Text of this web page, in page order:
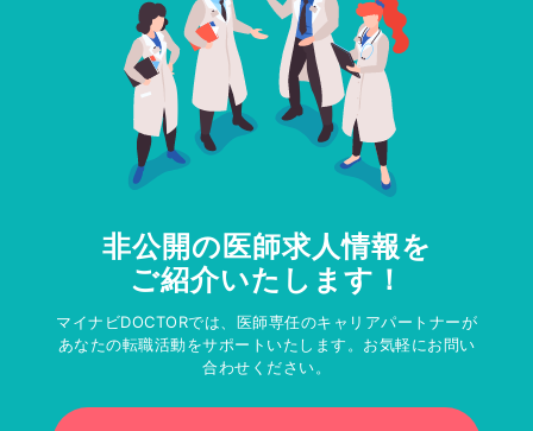
非公開の医師求人情報を
ご紹介いたします！
マイナビDOCTORでは、医師専任のキャリアパートナーが
あなたの転職活動をサポートいたします。お気軽にお問い
合わせください。